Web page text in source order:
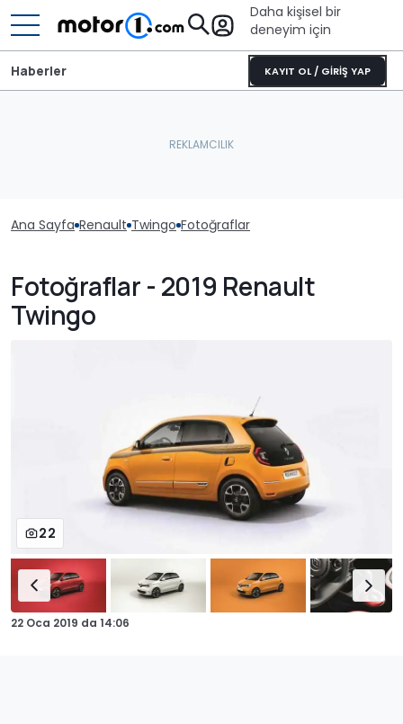
Daha kişisel bir
deneyim için
KAYIT OL / GİRİŞ YAP
Haberler
Ana Sayfa Renault Twingo Fotoğraflar
Fotoğraflar - 2019 Renault
Twingo
22
22 Oca 2019 da 14:06